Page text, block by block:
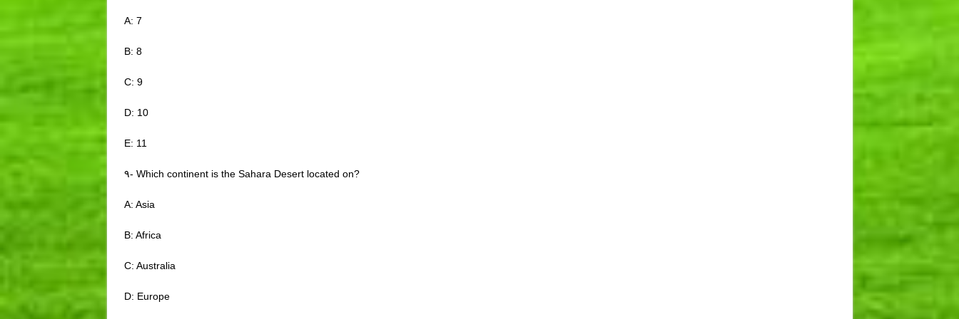
A: 7
B: 8
C: 9
D: 10
E: 11
۹- Which continent is the Sahara Desert located on?
A: Asia
B: Africa
C: Australia
D: Europe